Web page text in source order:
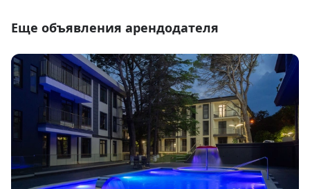
Еще объявления арендодателя